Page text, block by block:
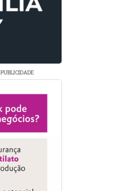
PUBLICIDADE